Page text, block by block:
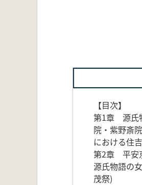
【目次】
第1章 源氏
院・紫野斎
における住
第2章 平安
源氏物語の
茂祭)